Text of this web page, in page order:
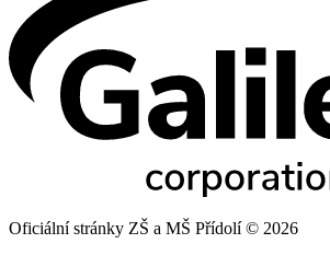
Oficiální stránky ZŠ a MŠ Přídolí © 2026